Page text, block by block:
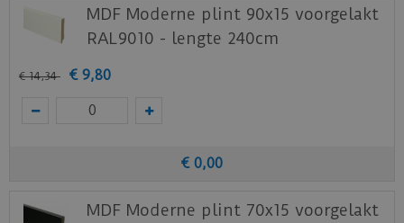
MDF Moderne plint 90x15 voorgelakt
RAL9010 - lengte 240cm
€ 14,34 € 9,80
€ 0,00
MDF Moderne plint 70x15 voorgelakt